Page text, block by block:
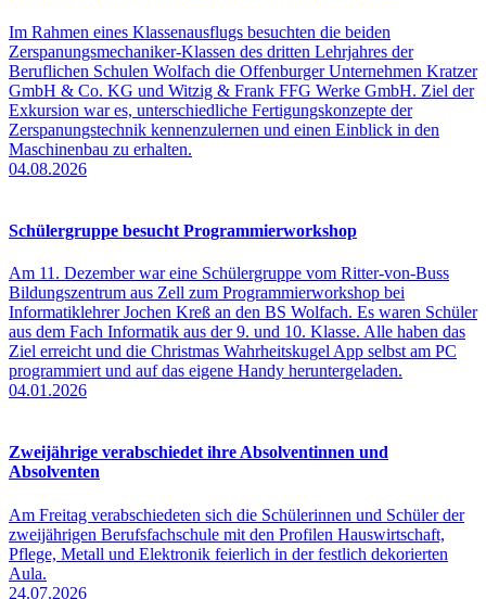
Im Rahmen eines Klassenausflugs besuchten die beiden
Zerspanungsmechaniker-Klassen des dritten Lehrjahres der
Beruflichen Schulen Wolfach die Offenburger Unternehmen Kratzer
GmbH & Co. KG und Witzig & Frank FFG Werke GmbH. Ziel der
Exkursion war es, unterschiedliche Fertigungskonzepte der
Zerspanungstechnik kennenzulernen und einen Einblick in den
Maschinenbau zu erhalten.
04.08.2026
Schülergruppe besucht Programmierworkshop
Am 11. Dezember war eine Schülergruppe vom Ritter-von-Buss
Bildungszentrum aus Zell zum Programmierworkshop bei
Informatiklehrer Jochen Kreß an den BS Wolfach. Es waren Schüler
aus dem Fach Informatik aus der 9. und 10. Klasse. Alle haben das
Ziel erreicht und die Christmas Wahrheitskugel App selbst am PC
programmiert und auf das eigene Handy heruntergeladen.
04.01.2026
Zweijährige verabschiedet ihre Absolventinnen und
Absolventen
Am Freitag verabschiedeten sich die Schülerinnen und Schüler der
zweijährigen Berufsfachschule mit den Profilen Hauswirtschaft,
Pflege, Metall und Elektronik feierlich in der festlich dekorierten
Aula.
24.07.2026